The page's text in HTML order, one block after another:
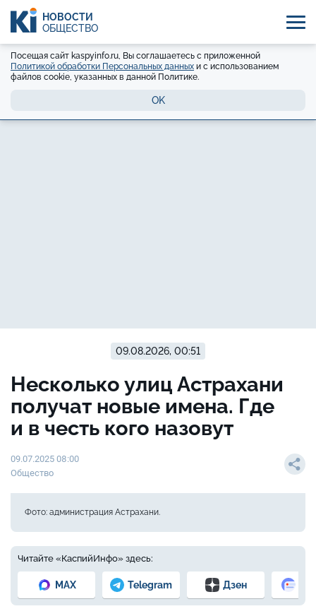
НОВОСТИ
ОБЩЕСТВО
Посещая сайт kaspyinfo.ru, Вы соглашаетесь с приложенной
Политикой обработки Персональных данных и с использованием
файлов cookie, указанных в данной Политике.
OK
09.08.2026, 00:51
Несколько улиц Астрахани
получат новые имена. Где
и в честь кого назовут
09.07.2025 08:00
Общество
Фото: администрация Астрахани.
Читайте «КаспийИнфо» здесь:
MAX Telegram Дзен